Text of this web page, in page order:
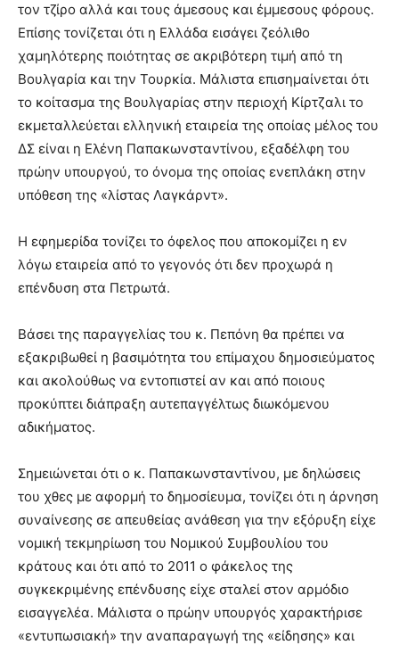
τον τζίρο αλλά και τους άμεσους και έμμεσους φόρους.
Επίσης τονίζεται ότι η Ελλάδα εισάγει ζεόλιθο
χαμηλότερης ποιότητας σε ακριβότερη τιμή από τη
Βουλγαρία και την Τουρκία. Μάλιστα επισημαίνεται ότι
το κοίτασμα της Βουλγαρίας στην περιοχή Κίρτζαλι το
εκμεταλλεύεται ελληνική εταιρεία της οποίας μέλος του
ΔΣ είναι η Ελένη Παπακωνσταντίνου, εξαδέλφη του
πρώην υπουργού, το όνομα της οποίας ενεπλάκη στην
υπόθεση της «λίστας Λαγκάρντ».
Η εφημερίδα τονίζει το όφελος που αποκομίζει η εν
λόγω εταιρεία από το γεγονός ότι δεν προχωρά η
επένδυση στα Πετρωτά.
Βάσει της παραγγελίας του κ. Πεπόνη θα πρέπει να
εξακριβωθεί η βασιμότητα του επίμαχου δημοσιεύματος
και ακολούθως να εντοπιστεί αν και από ποιους
προκύπτει διάπραξη αυτεπαγγέλτως διωκόμενου
αδικήματος.
Σημειώνεται ότι ο κ. Παπακωνσταντίνου, με δηλώσεις
του χθες με αφορμή το δημοσίευμα, τονίζει ότι η άρνηση
συναίνεσης σε απευθείας ανάθεση για την εξόρυξη είχε
νομική τεκμηρίωση του Νομικού Συμβουλίου του
κράτους και ότι από το 2011 ο φάκελος της
συγκεκριμένης επένδυσης είχε σταλεί στον αρμόδιο
εισαγγελέα. Μάλιστα ο πρώην υπουργός χαρακτήρισε
«εντυπωσιακή» την αναπαραγωγή της «είδησης» και